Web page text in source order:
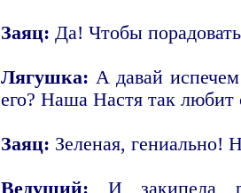
Заяц: Да! Чтобы
Лягушка: А давай
его? Наша Настя так любит
Заяц: Зеленая, гениально!
Ведущий: И закипела